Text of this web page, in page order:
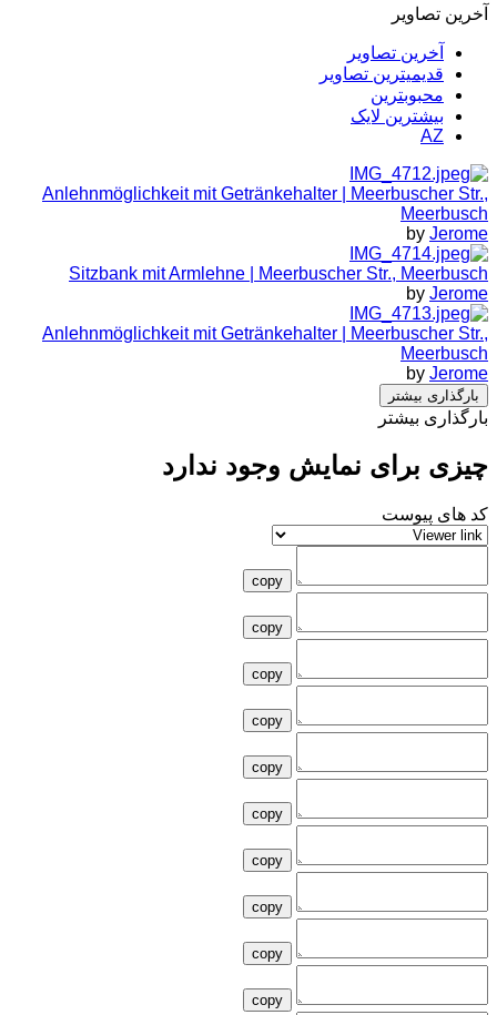
آخرین تصاویر
آخرین تصاویر
قدیمیترین تصاویر
محبوبترین
بیشترین لایک
AZ
Anlehnmöglichkeit mit Getränkehalter | Meerbuscher Str.,
Meerbusch
by Jerome
Sitzbank mit Armlehne | Meerbuscher Str., Meerbusch
by Jerome
Anlehnmöglichkeit mit Getränkehalter | Meerbuscher Str.,
Meerbusch
by Jerome
بارگذاری بیشتر
بارگذاری بیشتر
چیزی برای نمایش وجود ندارد
کد های پیوست
copy
copy
copy
copy
copy
copy
copy
copy
copy
copy